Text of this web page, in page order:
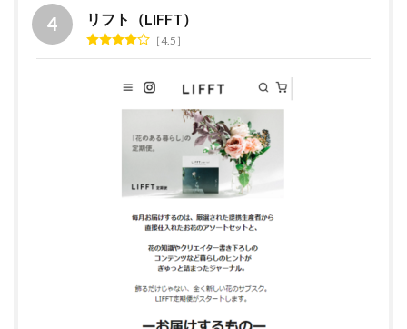
リフト（LIFFT）
4.5